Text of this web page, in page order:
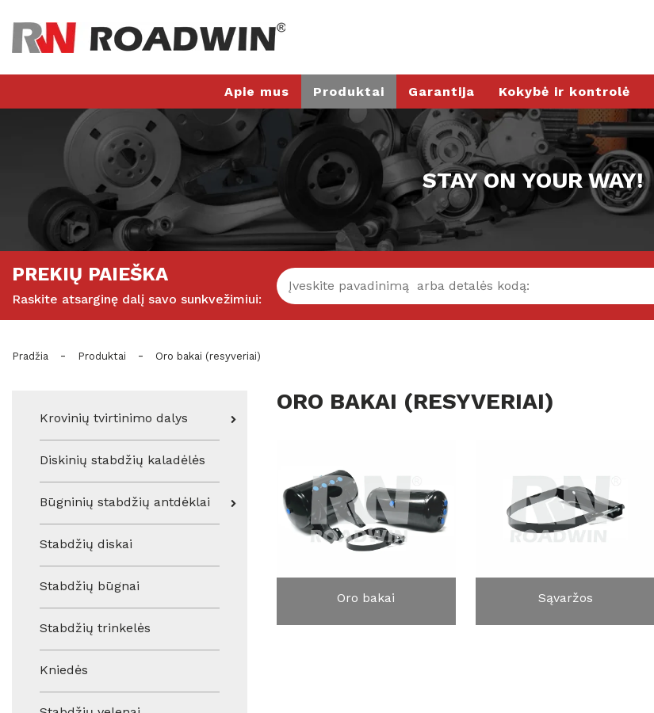
Apie mus Produktai Garantija Kokybė ir kontrolė
STAY ON YOUR WAY!
PREKIŲ PAIEŠKA
Raskite atsarginę dalį savo sunkvežimiui:
Pradžia - Produktai - Oro bakai (resyveriai)
Krovinių tvirtinimo dalys
Diskinių stabdžių kaladėlės
Būgninių stabdžių antdėklai
Stabdžių diskai
Stabdžių būgnai
Stabdžių trinkelės
Kniedės
ORO BAKAI (RESYVERIAI)
Oro bakai Sąvaržos